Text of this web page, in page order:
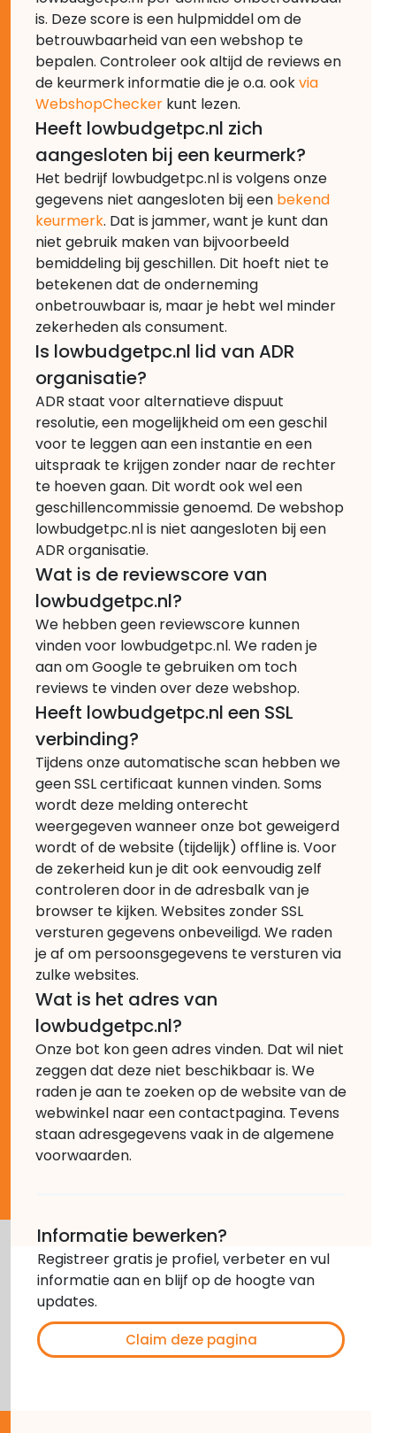
is. Deze score is een hulpmiddel om de
betrouwbaarheid van een webshop te
bepalen. Controleer ook altijd de reviews en
de keurmerk informatie die je o.a. ookvia
WebshopChecker kunt lezen.
Heeft lowbudgetpc.nl zich
aangesloten bij een keurmerk?
Het bedrijf lowbudgetpc.nl is volgens onze
gegevens niet aangesloten bij een bekend
keurmerk. Dat is jammer, want je kunt dan
niet gebruik maken van bijvoorbeeld
bemiddeling bij geschillen. Dit hoeft niet te
betekenen dat de onderneming
onbetrouwbaar is, maar je hebt wel minder
zekerheden als consument.
Is lowbudgetpc.nl lid van ADR
organisatie?
ADR staat voor alternatieve dispuut
resolutie, een mogelijkheid om een geschil
voor te leggen aan een instantie en een
uitspraak te krijgen zonder naar de rechter
te hoeven gaan. Dit wordt ook wel een
geschillencommissie genoemd. De webshop
lowbudgetpc.nl is niet aangesloten bij een
ADR organisatie.
Wat is de reviewscore van
lowbudgetpc.nl?
We hebben geen reviewscore kunnen
vinden voor lowbudgetpc.nl. We raden je
aan om Google te gebruiken om toch
reviews te vinden over deze webshop.
Heeft lowbudgetpc.nl een SSL
verbinding?
Tijdens onze automatische scan hebben we
geen SSL certificaat kunnen vinden. Soms
wordt deze melding onterecht
weergegeven wanneer onze bot geweigerd
wordt of de website (tijdelijk) offline is. Voor
de zekerheid kun je dit ook eenvoudig zelf
controleren door in de adresbalk van je
browser te kijken. Websites zonder SSL
versturen gegevens onbeveiligd. We raden
je af om persoonsgegevens te versturen via
zulke websites.
Wat is het adres van
lowbudgetpc.nl?
Onze bot kon geen adres vinden. Dat wil niet
zeggen dat deze niet beschikbaar is. We
raden je aan te zoeken op de website van de
webwinkel naar een contactpagina. Tevens
staan adresgegevens vaak in de algemene
voorwaarden.
Informatie bewerken?
Registreer gratis je profiel, verbeter en vul
informatie aan en blijf op de hoogte van
updates.
Claim deze pagina